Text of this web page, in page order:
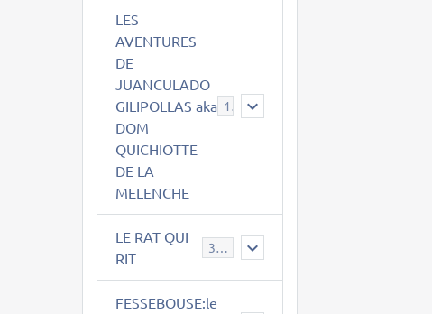
LES
AVENTURES
DE
JUANCULADO
GILIPOLLAS aka
DOM
QUICHIOTTE
DE LA
MELENCHE
119
LE RAT QUI
RIT
395
FESSEBOUSE:le